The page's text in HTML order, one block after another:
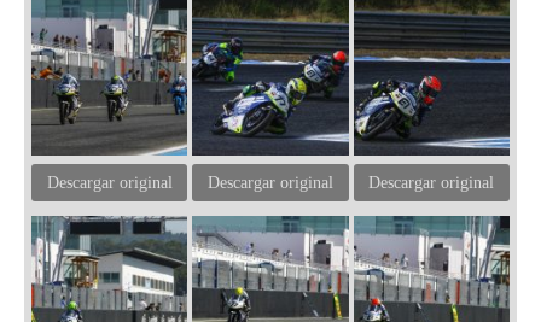
Descargar original Descargar original Descargar original